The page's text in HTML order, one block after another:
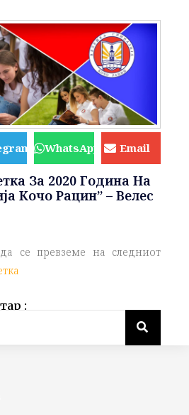
WhatsApp Email
За 2020 Година На
Кочо Рацин” – Велес
се превземе на следниот
: